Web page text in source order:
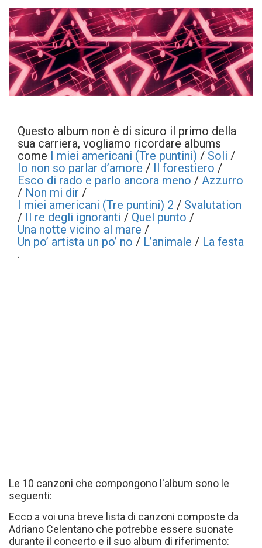
Questo album non è di sicuro il primo della
sua carriera, vogliamo ricordare albums
come I miei americani (Tre puntini) / Soli /
Io non so parlar d’amore / Il forestiero /
Esco di rado e parlo ancora meno / Azzurro
/ Non mi dir /
I miei americani (Tre puntini) 2 / Svalutation
/ Il re degli ignoranti / Quel punto /
Una notte vicino al mare /
Un po’ artista un po’ no / L’animale / La festa
.
Le 10 canzoni che compongono l'album sono le
seguenti:
Ecco a voi una breve lista di canzoni composte da
Adriano Celentano che potrebbe essere suonate
durante il concerto e il suo album di riferimento: